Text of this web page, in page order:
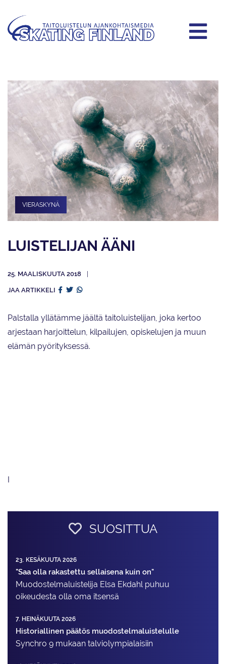
VIERASKYNÄ
LUISTELIJAN ÄÄNI
25. MAALISKUUTA 2018
JAA ARTIKKELI
Palstalla yllätämme jäältä taitoluistelijan, joka kertoo
arjestaan harjoittelun, kilpailujen, opiskelujen ja muun
elämän pyörityksessä.
I
SUOSITTUA
23. KESÄKUUTA 2026
"Saa olla rakastettu sellaisena kuin on"
Muodostelma­luistelija Elsa Ekdahl puhuu
oikeudesta olla oma itsensä
7. HEINÄKUUTA 2026
Historiallinen päätös muodostelmaluistelulle
Synchro 9 mukaan talviolympialaisiin